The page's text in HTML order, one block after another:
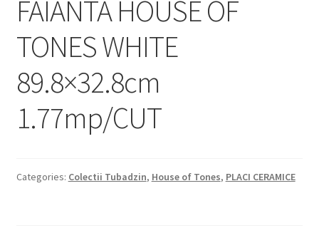
Plata si Livrare
Politică de confidențialitate
Politica de cookie
Termeni si conditii
FAIANTA HOUSE OF
TONES WHITE
89.8×32.8cm
1.77mp/CUT
Categories: Colectii Tubadzin, House of Tones, PLACI CERAMICE